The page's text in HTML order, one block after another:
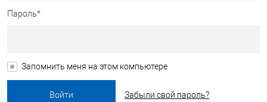
Пароль*
Запомнить меня на этом компьютере
Забыли свой пароль?